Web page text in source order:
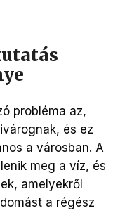
probléma az,
és ez
a városban. A
meg a víz, és
amelyekről
a régész